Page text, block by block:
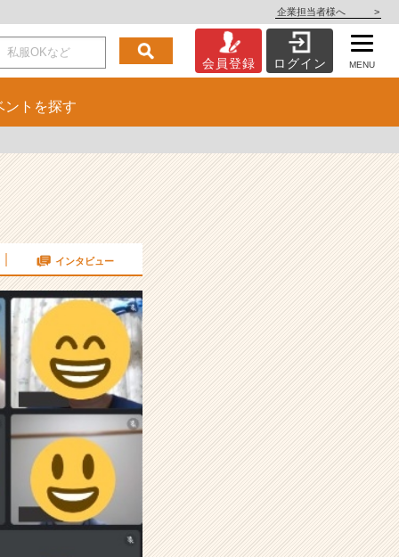
企業担当者様へ >
会員登録 ログイン MENU
ント を探す
インタビュー